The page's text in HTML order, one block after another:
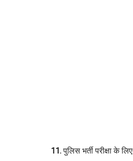
11.पुलिस भर्ती परीक्षा के